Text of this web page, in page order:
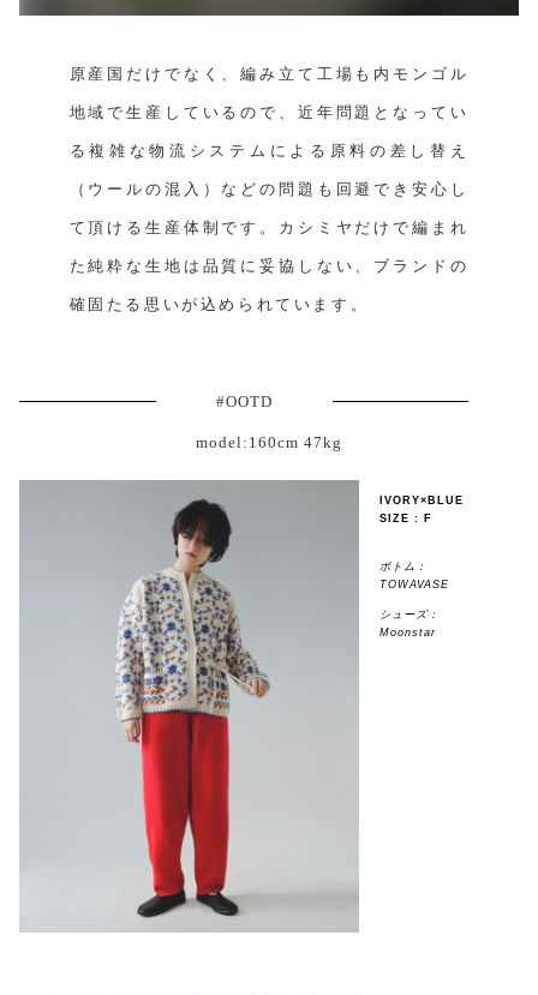
原産国だけでなく、編み立て工場も内モンゴル
地域で生産しているので、近年問題となってい
る複雑な物流システムによる原料の差し替え
（ウールの混入）などの問題も回避でき安心し
て頂ける生産体制です。カシミヤだけで編まれ
た純粋な生地は品質に妥協しない、ブランドの
確固たる思いが込められています。
#OOTD
model:160cm 47kg
IVORY×BLUE
SIZE : F
ボトム：
TOWAVASE
シューズ：
Moonstar